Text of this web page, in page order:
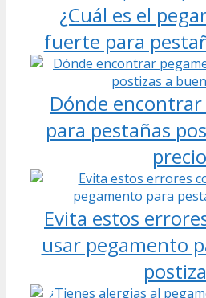
¿Cuál es el
fuerte para
Dónde
para pestañas
precio
Evita estos
usar pegamento